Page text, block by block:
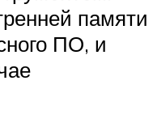
памяти
ПО, и